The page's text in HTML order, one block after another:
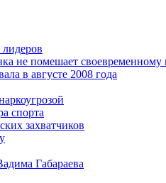
не помешает
в августе 2008 года
спорта
захватчиков
Габараева